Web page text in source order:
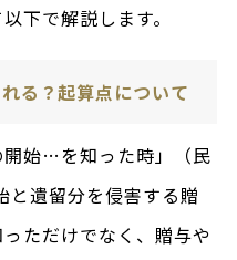
下で解説します。
る？起算点について
開始…を知った時」（民
と遺留分を侵害する贈
ただけでなく、贈与や